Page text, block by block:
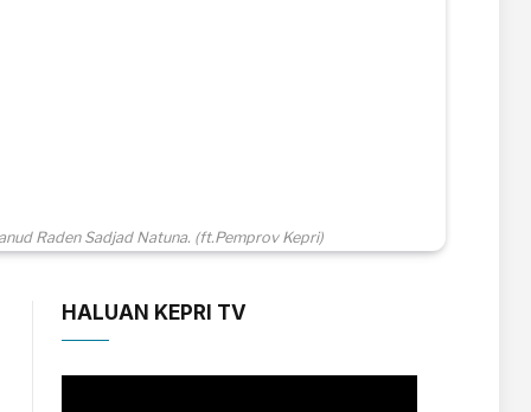
Raden Sadjad Natuna. (ft.Pemprov Kepri)
HALUAN KEPRI TV